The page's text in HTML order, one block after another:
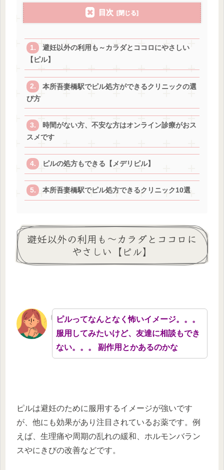
目次
避妊以外の利用も～カラダとココロにやさしい
【ピル】
本所吾妻橋駅でピル処方ができるクリニックの選
び方
時間がない方、不安な方はオンライン診療がおス
スメです
ピルの処方もできる【メデリピル】
本所吾妻橋駅でピル処方できるクリニック10選
避妊以外の利用も～カラダとココロに
やさしい【ピル】
ピルってなんとなく怖いイメージ。。。
服用してみたいけど、友達に相談もでき
ない。。。 副作用とかあるのかな
ピルは避妊のために服用するイメージが強いです
が、他にも効果があり注目されているお薬です。例
えば、生理痛や周期の乱れの緩和、ホルモンバラン
スやにきびの改善などです。